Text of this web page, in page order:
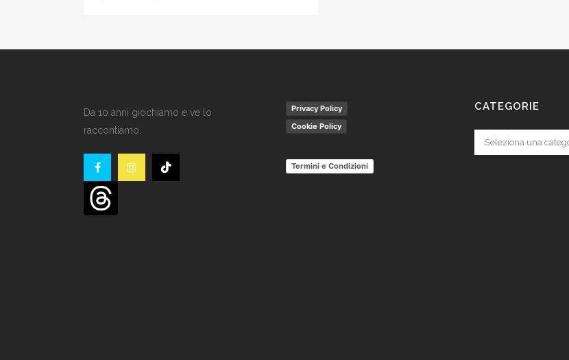
Da 10 anni giochiamo e ve lo
raccontiamo.
Privacy Policy
Cookie Policy
Termini e Condizioni
CATEGORIE
Categorie